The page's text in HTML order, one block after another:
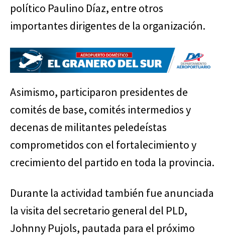
político Paulino Díaz, entre otros
importantes dirigentes de la organización.
Asimismo, participaron presidentes de
comités de base, comités intermedios y
decenas de militantes peledeístas
comprometidos con el fortalecimiento y
crecimiento del partido en toda la provincia.
Durante la actividad también fue anunciada
la visita del secretario general del PLD,
Johnny Pujols, pautada para el próximo